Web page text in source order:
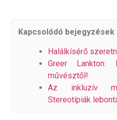
Kapcsolódó bejegyzések
Halálkísérő
Greer Lankton:
művésztől!
Az inkluzív
Stereotípiák